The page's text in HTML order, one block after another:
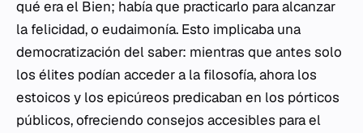
qué era el Bien; había que practicarlo para alcanzar
la felicidad, o eudaimonía. Esto implicaba una
democratización del saber: mientras que antes solo
los élites podían acceder a la filosofía, ahora los
estoicos y los epicúreos predicaban en los pórticos
públicos, ofreciendo consejos accesibles para el